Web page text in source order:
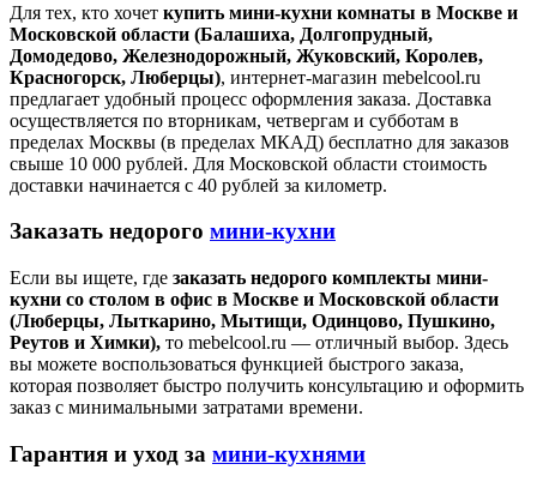
Для тех, кто хочет купить мини-кухни комнаты в Москве и
Московской области (Балашиха, Долгопрудный,
Домодедово, Железнодорожный, Жуковский, Королев,
Красногорск, Люберцы), интернет-магазин mebelcool.ru
предлагает удобный процесс оформления заказа. Доставка
осуществляется по вторникам, четвергам и субботам в
пределах Москвы (в пределах МКАД) бесплатно для заказов
свыше 10 000 рублей. Для Московской области стоимость
доставки начинается с 40 рублей за километр.
Заказать недорого мини-кухни
Если вы ищете, где заказать недорого комплекты мини-
кухни со столом в офис в Москве и Московской области
(Люберцы, Лыткарино, Мытищи, Одинцово, Пушкино,
Реутов и Химки), то mebelcool.ru — отличный выбор. Здесь
вы можете воспользоваться функцией быстрого заказа,
которая позволяет быстро получить консультацию и оформить
заказ с минимальными затратами времени.
Гарантия и уход за мини-кухнями